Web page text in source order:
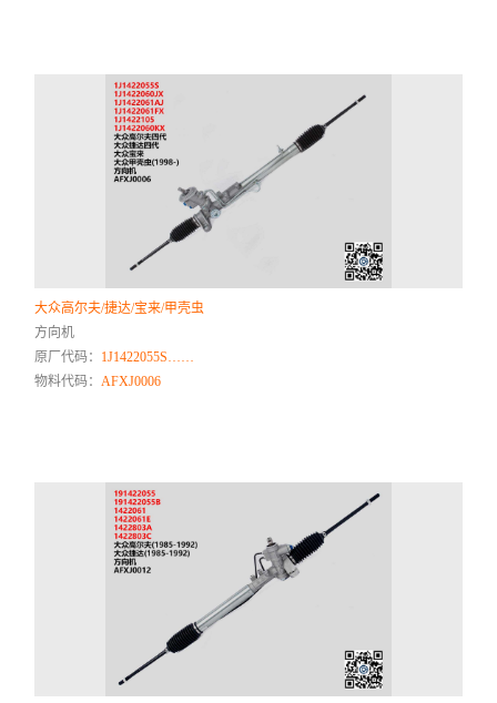
大众高尔夫/捷达/宝来/甲壳虫
方向机
原厂代码： 1J1422055S……
物料代码：AFXJ0006